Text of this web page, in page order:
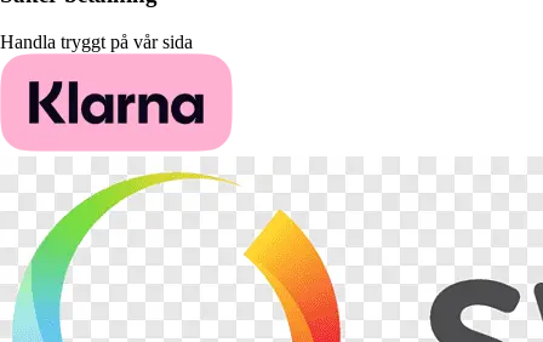
Handla tryggt på vår sida